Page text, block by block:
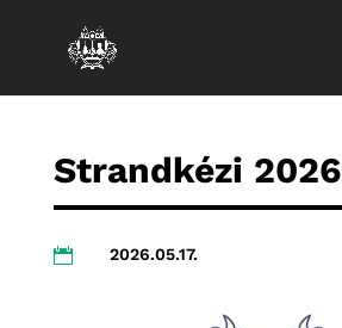
Strandkézi 2026
 2026.05.17.